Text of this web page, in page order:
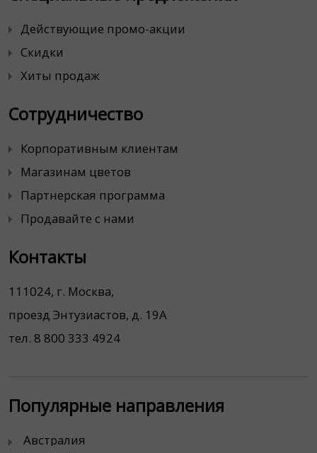
Действующие промо-акции
Скидки
Хиты продаж
Сотрудничество
Корпоративным клиентам
Магазинам цветов
Партнерская программа
Продавайте с нами
Контакты
111024, г. Москва,
проезд Энтузиастов, д. 19А
тел. 8 800 333 4924
Популярные направления
Австралия